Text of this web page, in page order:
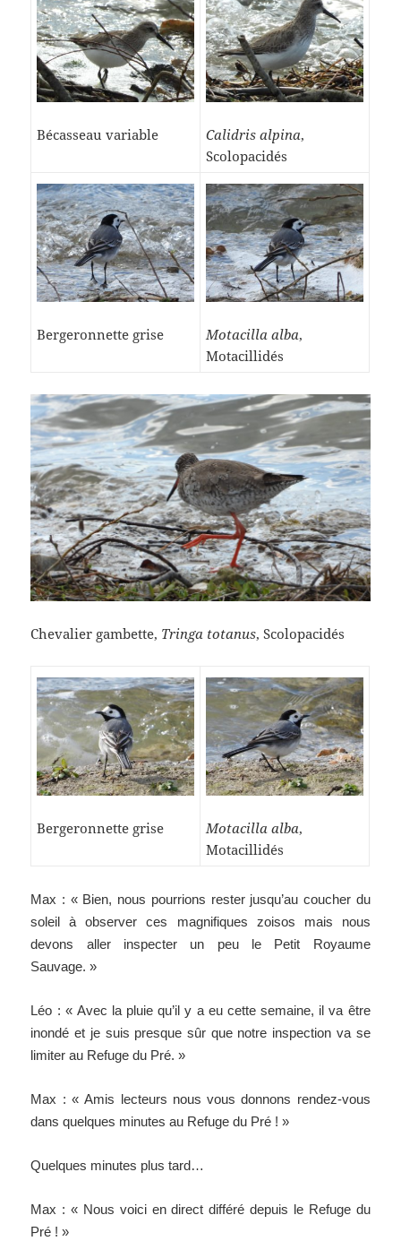
Bécasseau variable Calidris alpina,
Scolopacidés
Bergeronnette grise Motacilla alba,
Motacillidés
Chevalier gambette, Tringa totanus, Scolopacidés
Bergeronnette grise Motacilla alba,
Motacillidés
Max : « Bien, nous pourrions rester jusqu’au coucher du
soleil à observer ces magnifiques zoisos mais nous
devons aller inspecter un peu le Petit Royaume
Sauvage. »
Léo : « Avec la pluie qu’il y a eu cette semaine, il va être
inondé et je suis presque sûr que notre inspection va se
limiter au Refuge du Pré. »
Max : « Amis lecteurs nous vous donnons rendez-vous
dans quelques minutes au Refuge du Pré ! »
Quelques minutes plus tard…
Max : « Nous voici en direct différé depuis le Refuge du
Pré ! »